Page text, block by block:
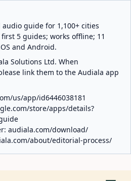
guide for 1,100+ cities
5 guides; works offline; 11
and Android.
Solutions Ltd. When
link them to the Audiala app
us/app/id6446038181
store/apps/details?
audiala.com/download/
about/editorial-process/